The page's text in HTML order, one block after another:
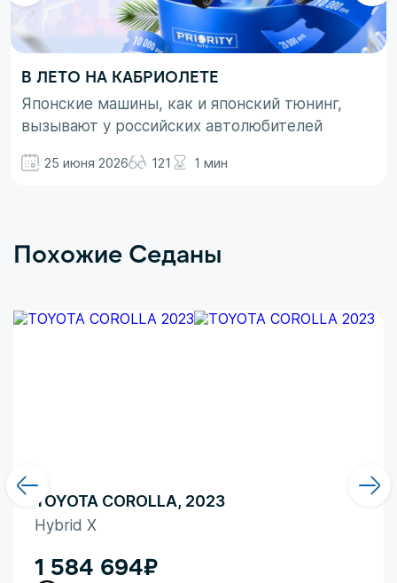
В ЛЕТО НА КАБРИОЛЕТЕ
Японские машины, как и японский тюнинг,
вызывают у российских автолюбителей
просто ассоциируются с вполне понятными
Здесь больше доминирует чувство безумного
25 июня 2026 121 1 мин
Похожие Седаны
TOYOTA COROLLA, 2023
Hybrid X
1 584 694₽